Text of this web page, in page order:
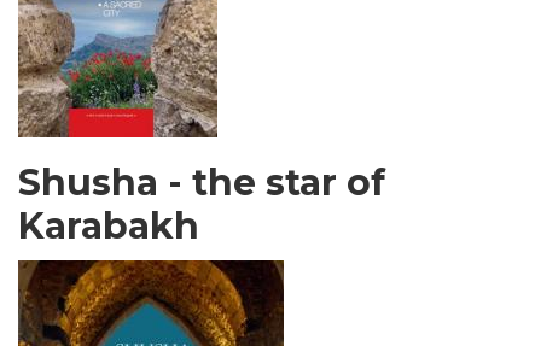
Shusha - the star of
Karabakh